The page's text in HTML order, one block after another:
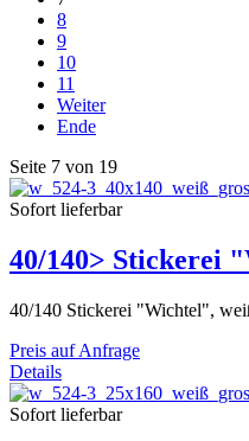
8
9
10
11
Weiter
Ende
Seite 7 von 19
Sofort lieferbar
40/140> Stickerei
40/140 Stickerei "Wichtel",
Preis auf Anfrage
Details
Sofort lieferbar